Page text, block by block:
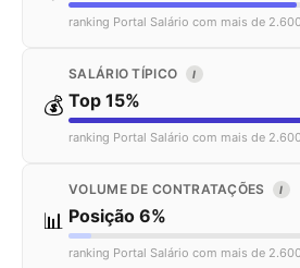
ranking Portal Salário com mais de
💰
SALÁRIO TÍPICO I
Top 15%
ranking Portal Salário com mais de
📊
VOLUME DE CONTRATAÇÕES I
Posição 6%
ranking Portal Salário com mais de